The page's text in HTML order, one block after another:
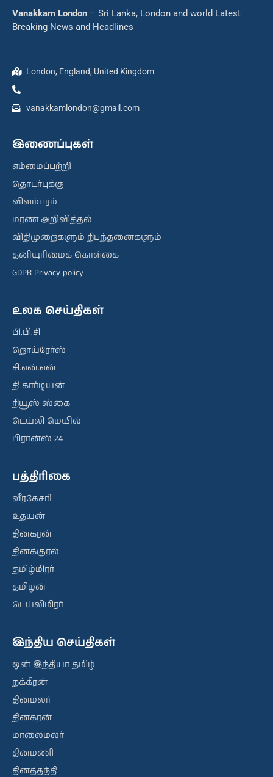
Vanakkam London – Sri Lanka, London and world Latest
Breaking News and Headlines
London, England, United Kingdom
vanakkamlondon@gmail.com
இணைப்புகள்
எம்மைப்பற்றி
தொடர்புக்கு
விளம்பரம்
மரண அறிவித்தல்
விதிமுறைகளும் நிபந்தனைகளும்
தனியுரிமைக் கொள்கை
GDPR Privacy policy
உலக செய்திகள்
பி.பி.சி
றொய்ரேர்ஸ்
சி.என்.என்
தி கார்டியன்
நியூஸ் ஸ்கை
டெய்லி மெயில்
பிரான்ஸ் 24
பத்திரிகை
வீரகேசரி
உதயன்
தினகரன்
தினக்குரல்
தமிழ்மிரர்
தமிழன்
டெய்லிமிரர்
இந்திய செய்திகள்
ஒன் இந்தியா தமிழ்
நக்கீரன்
தினமலர்
தினகரன்
மாலைமலர்
தினமணி
தினத்தந்தி